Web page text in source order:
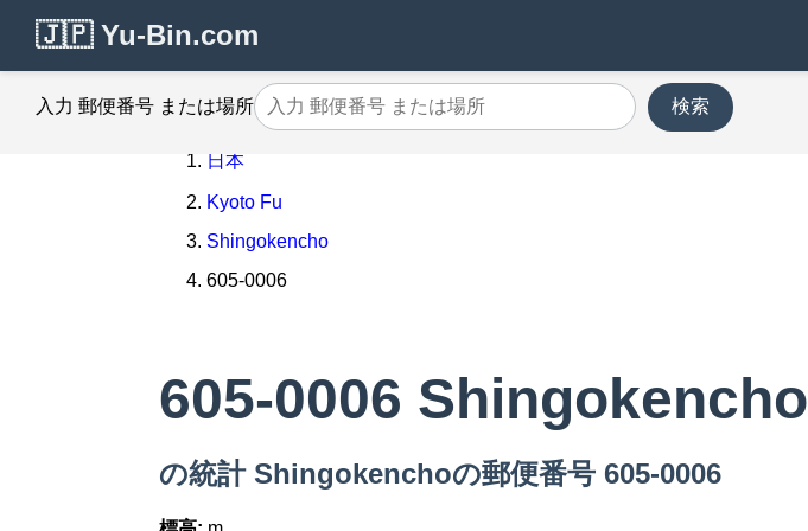
🇯🇵 Yu-Bin.com
入力 郵便番号 または場所 検索
日本
Kyoto Fu
Shingokencho
605-0006
605-0006 Shingokencho
の統計 Shingokenchoの郵便番号 605-0006